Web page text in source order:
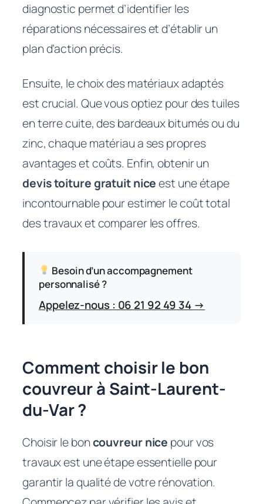
diagnostic permet d’identifier les
réparations nécessaires et d’établir un
plan d’action précis.
Ensuite, le choix des matériaux adaptés
est crucial. Que vous optiez pour des tuiles
en terre cuite, des bardeaux bitumés ou du
zinc, chaque matériau a ses propres
avantages et coûts. Enfin, obtenir un
devis toiture gratuit niceest une étape
incontournable pour estimer le coût total
des travaux et comparer les offres.
Besoin d’un accompagnement
personnalisé ?
Appelez-nous : 06 21 92 49 34 →
Comment choisir le bon
couvreur à Saint-Laurent-
du-Var ?
Choisir le boncouvreur nice pour vos
travaux est une étape essentielle pour
garantir la qualité de votre rénovation.